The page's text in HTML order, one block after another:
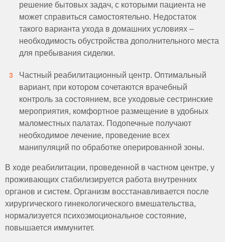
решение бытовых задач, с которыми пациента не
может справиться самостоятельно. Недостаток
такого варианта ухода в домашних условиях –
необходимость обустройства дополнительного места
для пребывания сиделки.
Частный реабилитационный центр. Оптимальный
вариант, при котором сочетаются врачебный
контроль за состоянием, все уходовые сестринские
мероприятия, комфортное размещение в удобных
маломестных палатах. Подопечные получают
необходимое лечение, проведение всех
манипуляций по обработке оперированной зоны.
В ходе реабилитации, проведенной в частном центре, у
проживающих стабилизируется работа внутренних
органов и систем. Организм восстанавливается после
хирургического гинекологического вмешательства,
нормализуется психоэмоциональное состояние,
повышается иммунитет.